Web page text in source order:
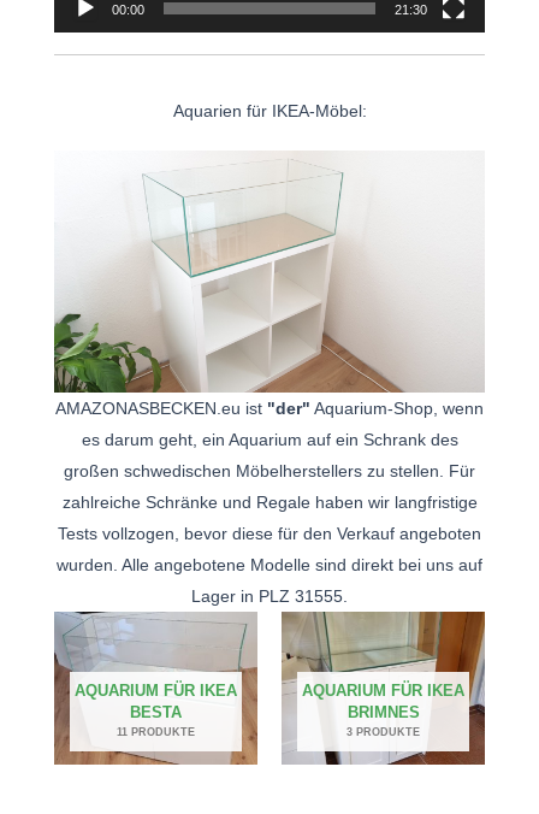
00:00 21:30
Aquarien für IKEA-Möbel:
AMAZONASBECKEN.eu ist "der" Aquarium-Shop, wenn
es darum geht, ein Aquarium auf ein Schrank des
großen schwedischen Möbelherstellers zu stellen. Für
zahlreiche Schränke und Regale haben wir langfristige
Tests vollzogen, bevor diese für den Verkauf angeboten
wurden. Alle angebotene Modelle sind direkt bei uns auf
Lager in PLZ 31555.
AQUARIUM FÜR IKEA
BESTA
11 PRODUKTE
AQUARIUM FÜR IKEA
BRIMNES
3 PRODUKTE